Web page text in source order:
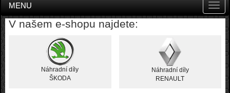
MENU
V našem e-shopu najdete:
Náhradní díly
ŠKODA
Náhradní díly
RENAULT